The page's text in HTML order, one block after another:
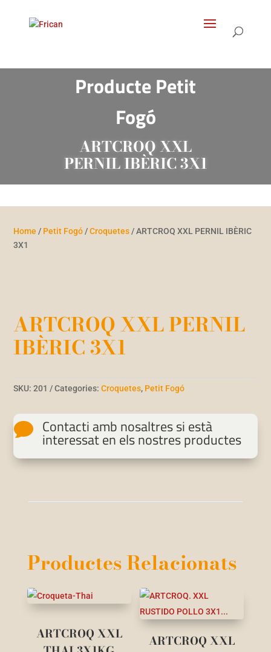
Producte Petit
Fogó
ARTCROQ XXL
PERNIL IBÈRIC 3X1
Home / Petit Fogó/Croquetes/ ARTCROQ XXL PERNIL IBÈRIC
3X1
ARTCROQ XXL PERNIL
IBÈRIC 3X1
SKU:201 Categories:Croquetes, Petit Fogó
 Contacti amb nosaltres si està
interessat en els nostres productes
Productes Relacionats
ARTCROQ XXL
ARTCROQ XXL